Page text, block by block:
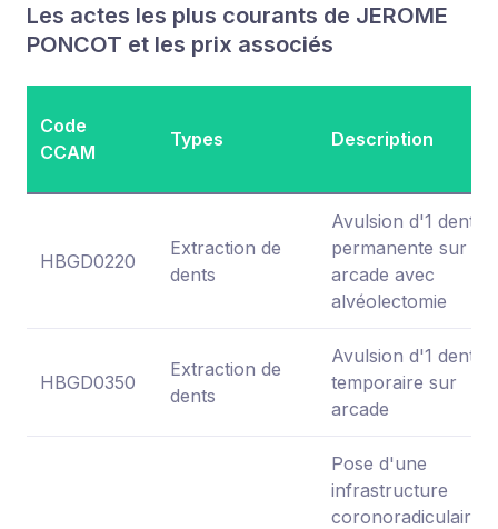
Les actes les plus courants de JEROME
PONCOT et les prix associés
Code
CCAM
Types Description
HBGD0220
Extraction de
dents
Avulsion d'1 dent
permanente sur
arcade avec
alvéolectomie
HBGD0350
Extraction de
dents
Avulsion d'1 dent
temporaire sur
arcade
Pose d'une
infrastructure
coronoradiculaire